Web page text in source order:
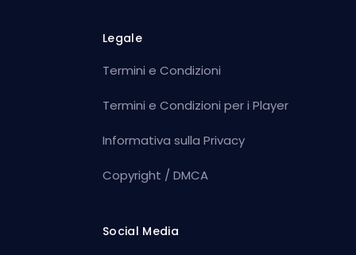
Legale
Termini e Condizioni
Termini e Condizioni per i Player
Informativa sulla Privacy
Copyright / DMCA
Social Media